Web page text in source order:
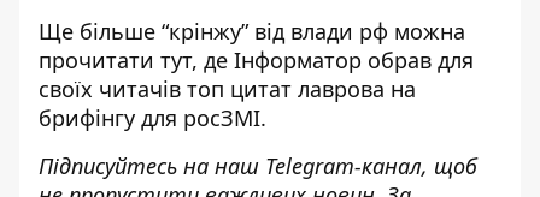
Ще більше “крінжу” від влади рф можна
прочитати тут, де Інформатор обрав для
своїх читачів топ цитат лаврова на
брифінгу для росЗМІ.
Підписуйтесь на наш Telegram-канал, щоб